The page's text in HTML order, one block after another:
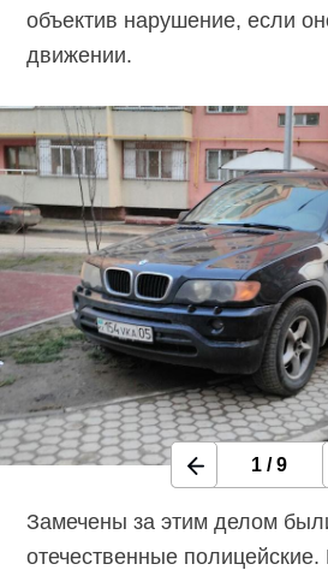
объектив нарушение, если
движении.
1 /9
Замечены за этим делом
отечественные